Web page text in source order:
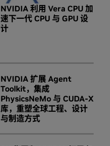
NVIDIA 利用 Vera CPU 加
速下一代 CPU 与 GPU 设
计
NVIDIA 扩展 Agent
Toolkit，集成
PhysicsNeMo 与 CUDA-X
库，重塑全球工程、设计
与制造方式